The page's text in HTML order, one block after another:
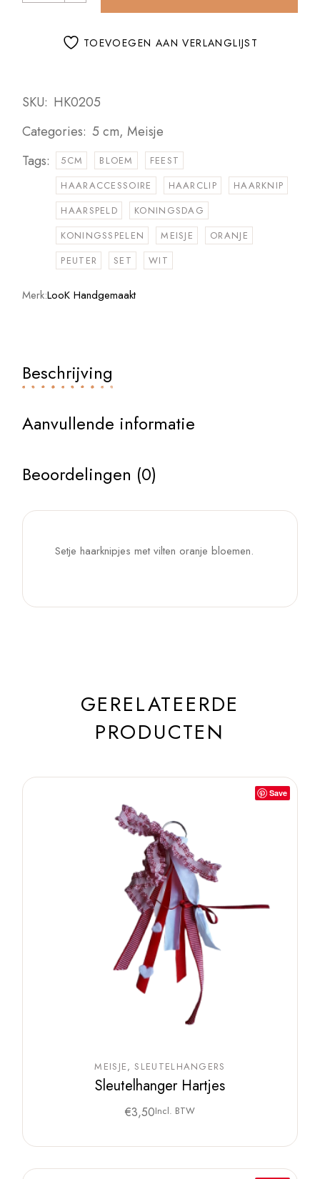
TOEVOEGEN AAN VERLANGLIJST
SKU: HK0205
Categories: 5 cm,Meisje
Tags:
5CM BLOEM
FEEST
HAARACCESSOIRE
HAARCLIP
HAARKNIP
HAARSPELD
KONINGSDAG
KONINGSSPELEN
MEISJE
ORANJE
PEUTER
SET WIT
Merk:LooK Handgemaakt
Beschrijving
Aanvullende informatie
Beoordelingen (0)
Setje haarknipjes met vilten oranje bloemen.
GERELATEERDE
PRODUCTEN
Save
MEISJE SLEUTELHANGERS
Sleutelhanger Hartjes
€3,50Incl. BTW